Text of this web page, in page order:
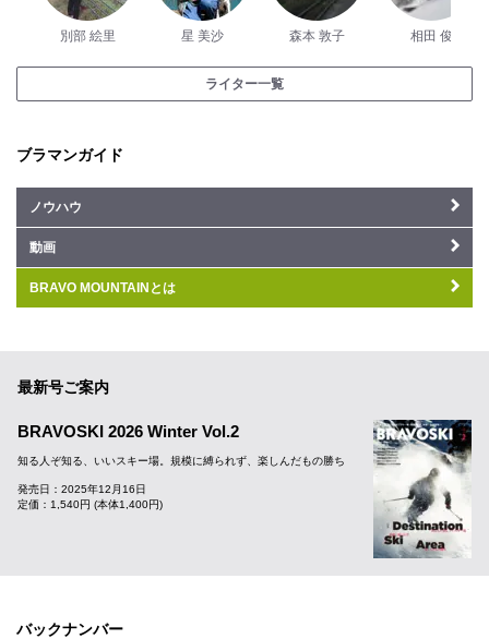
別部 絵里 星 美沙 森本 敦子 相田 俊
ライター一覧
ブラマンガイド
ノウハウ
動画
BRAVO MOUNTAINとは
最新号ご案内
BRAVOSKI 2026 Winter Vol.2
知る人ぞ知る、いいスキー場。規模に縛られず、楽しんだもの勝ち
発売日：2025年12月16日
定価：1,540円 (本体1,400円)
バックナンバー